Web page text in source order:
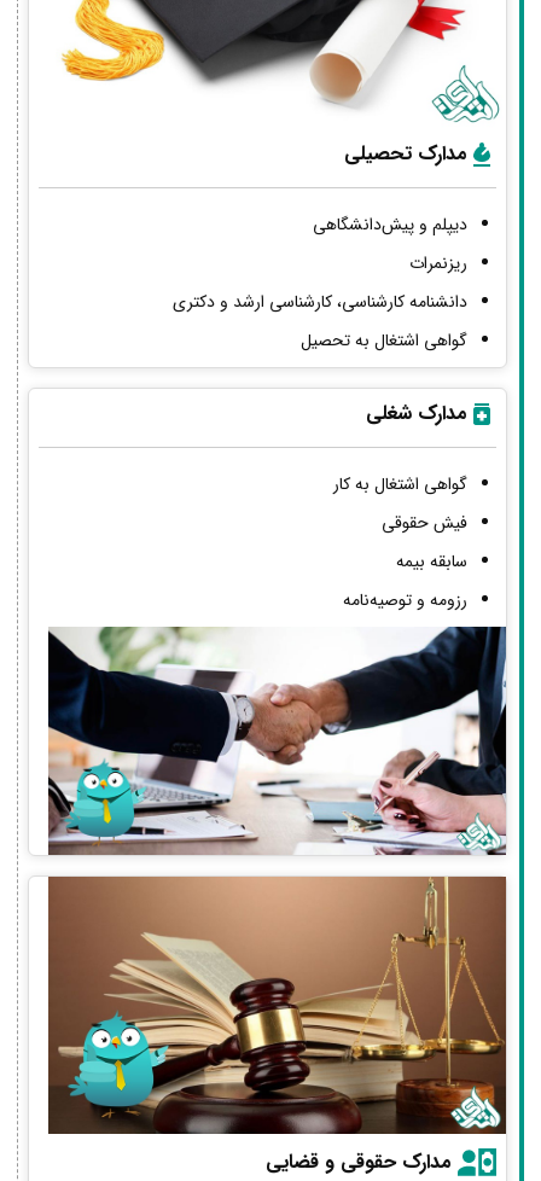
مدارک تحصیلی
دیپلم و پیش‌دانشگاهی
ریزنمرات
دانشنامه کارشناسی، کارشناسی ارشد و دکتری
گواهی اشتغال به تحصیل
مدارک شغلی
گواهی اشتغال به کار
فیش حقوقی
سابقه بیمه
رزومه و توصیه‌نامه
مدارک حقوقی و قضایی